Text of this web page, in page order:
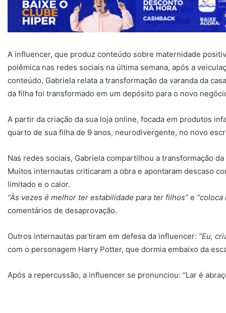
A influencer, que produz conteúdo sobre maternidade
polêmica nas redes sociais na última semana, após a
conteúdo, Gabriela relata a transformação da varanda da
da filha foi transformado em um depósito para o novo
A partir da criação da sua loja online, focada em produtos
quarto de sua filha de 9 anos, neurodivergente, no novo
Nas redes sociais, Gabriela compartilhou a transformação
Muitos internautas criticaram a obra e apontaram descaso
limitado e o calor.
“Às vezes é melhor ter estabilidade para ter filhos” e
comentários de desaprovação.
Outros internautas partiram em defesa da influencer: “Eu,
com o personagem Harry Potter, que dormia embaixo da
Após a repercussão, a influencer se pronunciou: “Lar é